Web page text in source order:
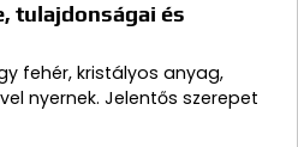
tulajdonságai és
fehér, kristályos anyag,
nyernek. Jelentős szerepet